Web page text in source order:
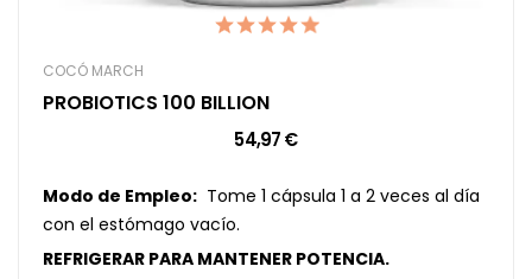
COCÓ MARCH
PROBIOTICS 100 BILLION
54,97 €
Modo de Empleo: Tome 1 cápsula 1 a 2 veces al día
con el estómago vacío.
REFRIGERAR PARA MANTENER POTENCIA.